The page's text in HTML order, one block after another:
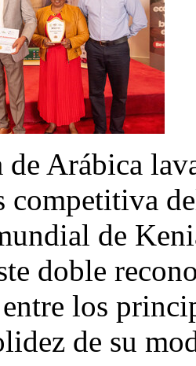
Arábica
competitiva
de
doble
los
de su